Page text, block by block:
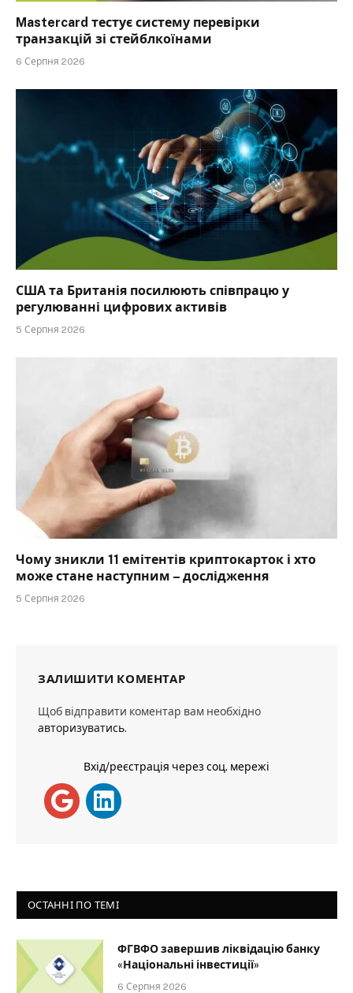
Mastercard тестує систему перевірки
транзакцій зі стейблкоїнами
6 Серпня 2026
США та Британія посилюють співпрацю у
регулюванні цифрових активів
5 Серпня 2026
Чому зникли 11 емітентів криптокарток і хто
може стане наступним – дослідження
5 Серпня 2026
ЗАЛИШИТИ КОМЕНТАР
Щоб відправити коментар вам необхідно
авторизуватись.
Вхід/реєстрація через соц. мережі
ОСТАННІ ПО ТЕМІ
ФГВФО завершив ліквідацію банку
«Національні інвестиції»
6 Серпня 2026